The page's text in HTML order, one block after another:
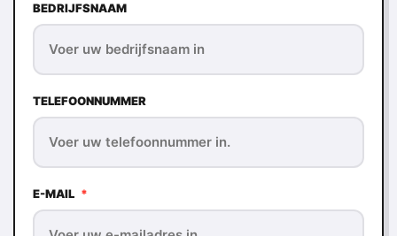
BEDRIJFSNAAM
TELEFOONNUMMER
E-MAIL *